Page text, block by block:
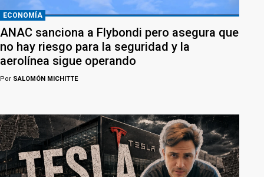
ECONOMÍA
ANAC sanciona a Flybondi pero asegura que
no hay riesgo para la seguridad y la
aerolínea sigue operando
Por SALOMÓN MICHITTE